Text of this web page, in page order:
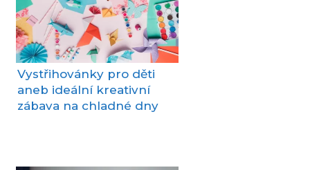
Vystřihovánky pro děti
aneb ideální kreativní
zábava na chladné dny